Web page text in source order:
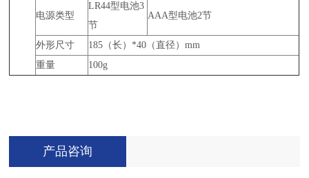
电源类型
LR44型电池3
节
AAA型电池2节
外形尺寸
185（长）*40（直径）mm
重量
100g
产品咨询